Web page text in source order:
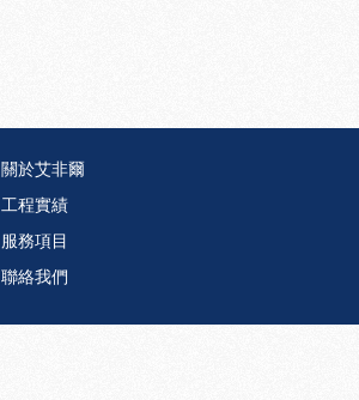
關於艾非爾
工程實績
服務項目
聯絡我們